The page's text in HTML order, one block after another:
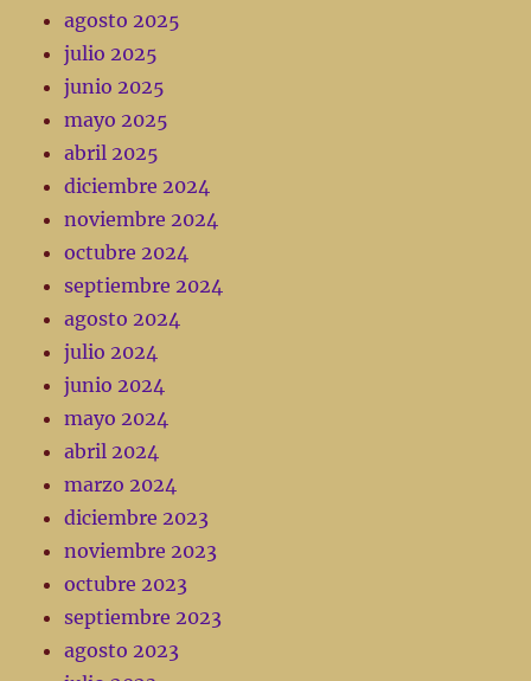
agosto 2025
julio 2025
junio 2025
mayo 2025
abril 2025
diciembre 2024
noviembre 2024
octubre 2024
septiembre 2024
agosto 2024
julio 2024
junio 2024
mayo 2024
abril 2024
marzo 2024
diciembre 2023
noviembre 2023
octubre 2023
septiembre 2023
agosto 2023